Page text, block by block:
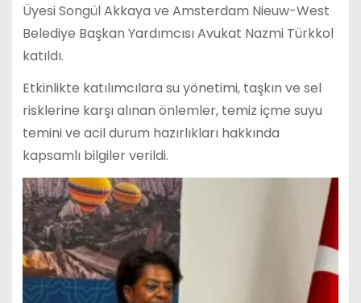
Üyesi Songül Akkaya ve Amsterdam Nieuw-West
Belediye Başkan Yardımcısı Avukat Nazmi Türkkol
katıldı.
Etkinlikte katılımcılara su yönetimi, taşkın ve sel
risklerine karşı alınan önlemler, temiz içme suyu
temini ve acil durum hazırlıkları hakkında
kapsamlı bilgiler verildi.